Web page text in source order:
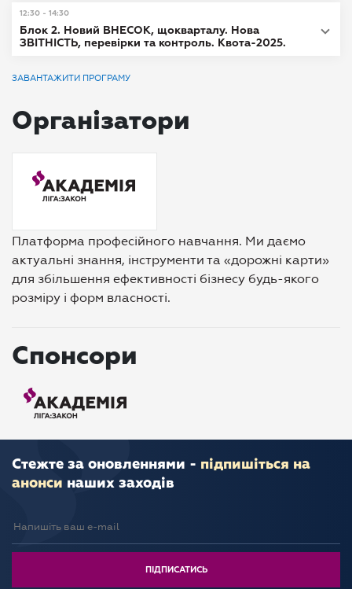
12:30 - 14:30
Блок 2. Новий ВНЕСОК, щокварталу. Нова
ЗВІТНІСТЬ, перевірки та контроль. Квота-2025.
ЗАВАНТАЖИТИ ПРОГРАМУ
Організатори
Платформа професійного навчання. Ми даємо
актуальні знання, інструменти та «дорожні карти»
для збільшення ефективності бізнесу будь-якого
розміру і форм власності.
Спонсори
Стежте за оновленнями - підпишіться на
анонси наших заходів